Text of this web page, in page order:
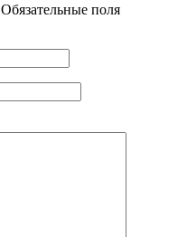
Обязательные поля